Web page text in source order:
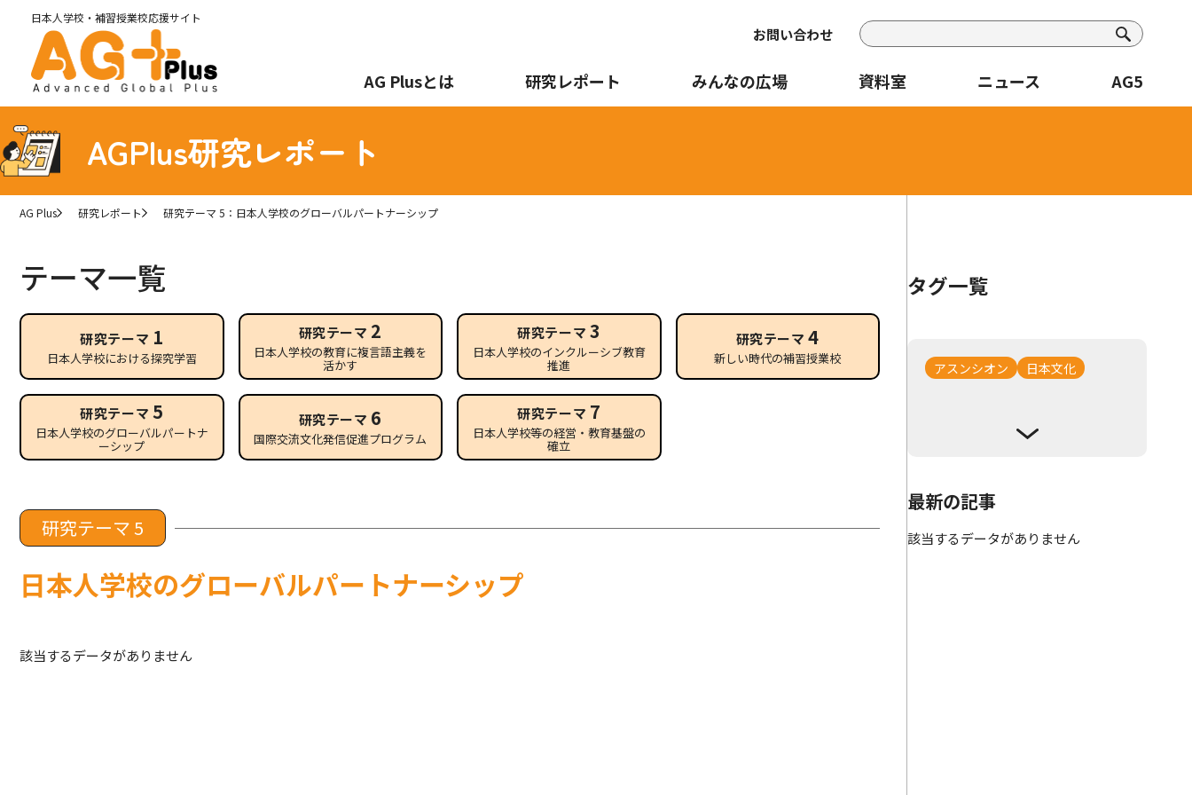
日本人学校・補習授業校応援サイト
お問い合わせ
AG Plusとは 研究レポート みんなの広場 資料室 ニュース AG5
AGPlus研究レポート
AG Plus 研究レポート 研究テーマ 5：日本人学校のグローバルパートナーシップ
テーマ一覧
研究テーマ 1
日本人学校における探究学習
研究テーマ 2
日本人学校の教育に複言語主義を
活かす
研究テーマ 3
日本人学校のインクルーシブ教育
推進
研究テーマ4
新しい時代の補習授業校
研究テーマ 5
日本人学校のグローバルパートナ
ーシップ
研究テーマ 6
国際交流文化発信促進プログラム
研究テーマ 7
日本人学校等の経営・教育基盤の
確立
研究テーマ 5
日本人学校のグローバルパートナーシップ
該当するデータがありません
タグ一覧
アスンシオン 日本文化
最新の記事
該当するデータがありません